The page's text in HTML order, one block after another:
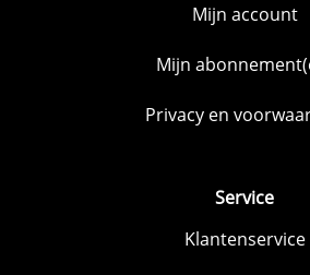
Mijn account
Mijn
Privacy en
Service
Klantenservice